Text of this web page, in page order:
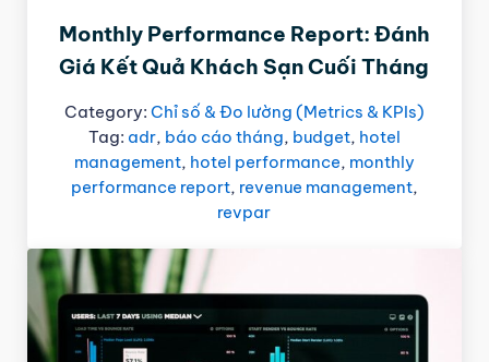
Monthly Performance Report: Đánh
Giá Kết Quả Khách Sạn Cuối Tháng
Category: Chỉ số & Đo lường (Metrics & KPIs)
Tag: adr, báo cáo tháng, budget, hotel
management, hotel performance, monthly
performance report, revenue management,
revpar